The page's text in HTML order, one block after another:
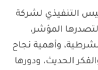
التنفيذي لشركة
المؤشر،
وأهمية نجاح
الحديث، ودورها